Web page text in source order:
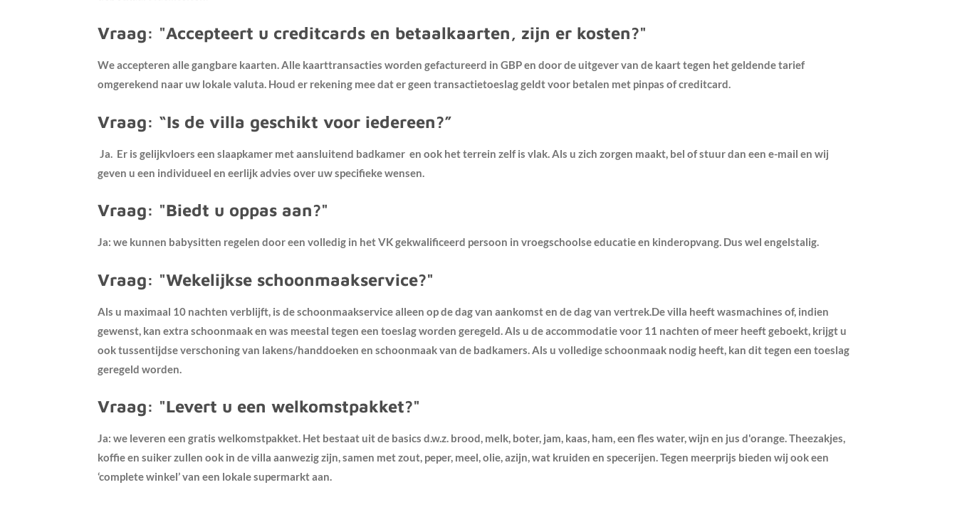
Vraag: "Accepteert u creditcards en betaalkaarten, zijn er kosten?"
We accepteren alle gangbare kaarten. Alle kaarttransacties worden gefactureerd in GBP en door de uitgever van de kaart tegen het geldende tarief
omgerekend naar uw lokale valuta. Houd er rekening mee dat er geen transactietoeslag geldt voor betalen met pinpas of creditcard.
Vraag: “Is de villa geschikt voor iedereen?”
Ja. Er is gelijkvloers een slaapkamer met aansluitend badkamer en ook het terrein zelf is vlak. Als u zich zorgen maakt, bel of stuur dan een e-mail en wij
geven u een individueel en eerlijk advies over uw specifieke wensen.
Vraag: "Biedt u oppas aan?"
Ja: we kunnen babysitten regelen door een volledig in het VK gekwalificeerd persoon in vroegschoolse educatie en kinderopvang. Dus wel engelstalig.
Vraag: "Wekelijkse schoonmaakservice?"
Als u maximaal 10 nachten verblijft, is de schoonmaakservice alleen op de dag van aankomst en de dag van vertrek.De villa heeft wasmachines of, indien
gewenst, kan extra schoonmaak en was meestal tegen een toeslag worden geregeld. Als u de accommodatie voor 11 nachten of meer heeft geboekt, krijgt u
ook tussentijdse verschoning van lakens/handdoeken en schoonmaak van de badkamers. Als u volledige schoonmaak nodig heeft, kan dit tegen een toeslag
geregeld worden.
Vraag: "Levert u een welkomstpakket?"
Ja: we leveren een gratis welkomstpakket. Het bestaat uit de basics d.w.z. brood, melk, boter, jam, kaas, ham, een fles water, wijn en jus d'orange. Theezakjes,
koffie en suiker zullen ook in de villa aanwezig zijn, samen met zout, peper, meel, olie, azijn, wat kruiden en specerijen. Tegen meerprijs bieden wij ook een
‘complete winkel’ van een lokale supermarkt aan.